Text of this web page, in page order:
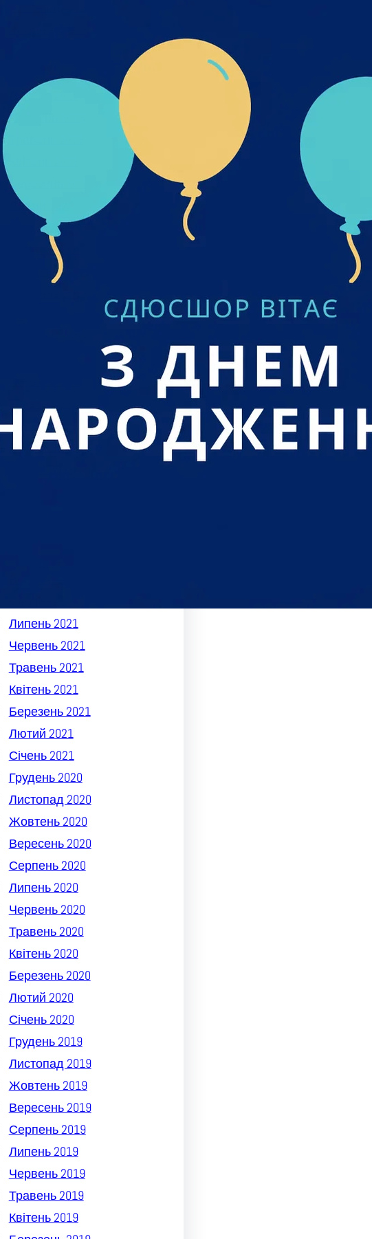
Липень 2023
Червень 2023
Березень 2023
Лютий 2023
Січень 2023
Грудень 2022
Листопад 2022
Квітень 2022
Березень 2022
Липень 2021
Червень 2021
Травень 2021
Квітень 2021
Березень 2021
Лютий 2021
Січень 2021
Грудень 2020
Листопад 2020
Жовтень 2020
Вересень 2020
Серпень 2020
Липень 2020
Червень 2020
Травень 2020
Квітень 2020
Березень 2020
Лютий 2020
Січень 2020
Грудень 2019
Листопад 2019
Жовтень 2019
Вересень 2019
Серпень 2019
Липень 2019
Червень 2019
Травень 2019
Квітень 2019